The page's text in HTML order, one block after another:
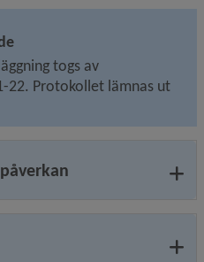
togs av
22. Protokollet lämnas ut